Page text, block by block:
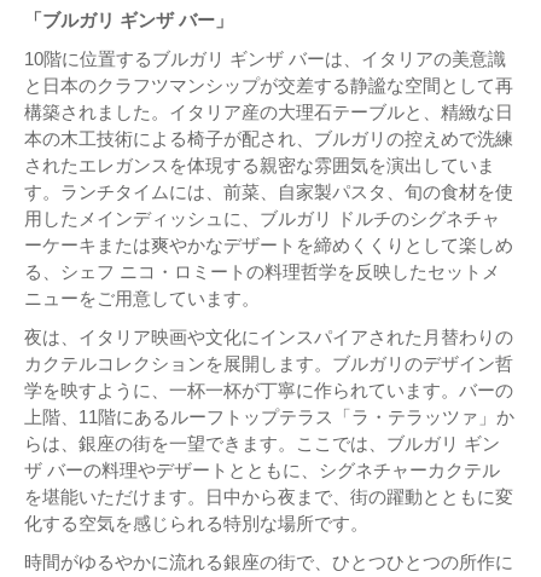
「ブルガリ ギンザ バー」
10階に位置するブルガリ ギンザ バーは、イタリアの美意識
と日本のクラフツマンシップが交差する静謐な空間として再
構築されました。イタリア産の大理石テーブルと、精緻な日
本の木工技術による椅子が配され、ブルガリの控えめで洗練
されたエレガンスを体現する親密な雰囲気を演出していま
す。ランチタイムには、前菜、自家製パスタ、旬の食材を使
用したメインディッシュに、ブルガリ ドルチのシグネチャ
ーケーキまたは爽やかなデザートを締めくくりとして楽しめ
る、シェフ ニコ・ロミートの料理哲学を反映したセットメ
ニューをご用意しています。
夜は、イタリア映画や文化にインスパイアされた月替わりの
カクテルコレクションを展開します。ブルガリのデザイン哲
学を映すように、一杯一杯が丁寧に作られています。バーの
上階、11階にあるルーフトップテラス「ラ・テラッツァ」か
らは、銀座の街を一望できます。ここでは、ブルガリ ギン
ザ バーの料理やデザートとともに、シグネチャーカクテル
を堪能いただけます。日中から夜まで、街の躍動とともに変
化する空気を感じられる特別な場所です。
時間がゆるやかに流れる銀座の街で、ひとつひとつの所作に